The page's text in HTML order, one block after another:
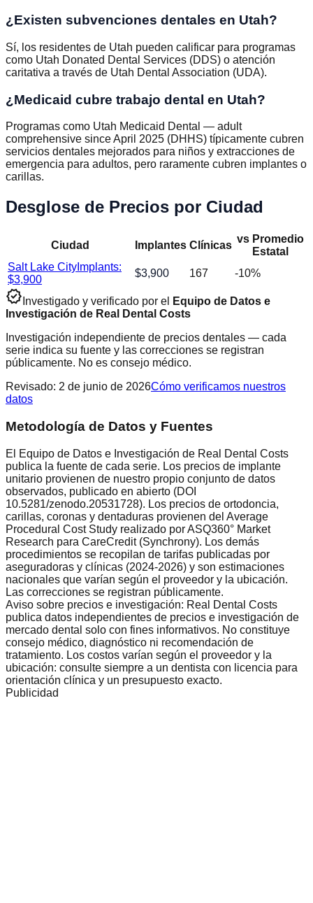
¿Existen subvenciones dentales en Utah?
Sí, los residentes de Utah pueden calificar para programas
como Utah Donated Dental Services (DDS) o atención
caritativa a través de Utah Dental Association (UDA).
¿Medicaid cubre trabajo dental en Utah?
Programas como Utah Medicaid Dental — adult
comprehensive since April 2025 (DHHS) típicamente cubren
servicios dentales mejorados para niños y extracciones de
emergencia para adultos, pero raramente cubren implantes o
carillas.
Desglose de Precios por Ciudad
Ciudad Implantes Clínicas
vs Promedio
Estatal
Salt Lake City Implants:
$3,900
$3,900 167 -10%
verified Investigado y verificado por el
Equipo de Datos e
Investigación de Real Dental Costs
Investigación independiente de precios dentales — cada
serie indica su fuente y las correcciones se registran
públicamente. No es consejo médico.
Revisado: 2 de junio de 2026Cómo verificamos nuestros
datos
Metodología de Datos y Fuentes
El Equipo de Datos e Investigación de Real Dental Costs
publica la fuente de cada serie. Los precios de implante
unitario provienen de nuestro propio conjunto de datos
observados, publicado en abierto (DOI
10.5281/zenodo.20531728). Los precios de ortodoncia,
carillas, coronas y dentaduras provienen del Average
Procedural Cost Study realizado por ASQ360° Market
Research para CareCredit (Synchrony). Los demás
procedimientos se recopilan de tarifas publicadas por
aseguradoras y clínicas (2024-2026) y son estimaciones
nacionales que varían según el proveedor y la ubicación.
Las correcciones se registran públicamente.
Aviso sobre precios e investigación: Real Dental Costs
publica datos independientes de precios e investigación de
mercado dental solo con fines informativos. No constituye
consejo médico, diagnóstico ni recomendación de
tratamiento. Los costos varían según el proveedor y la
ubicación: consulte siempre a un dentista con licencia para
orientación clínica y un presupuesto exacto.
Publicidad